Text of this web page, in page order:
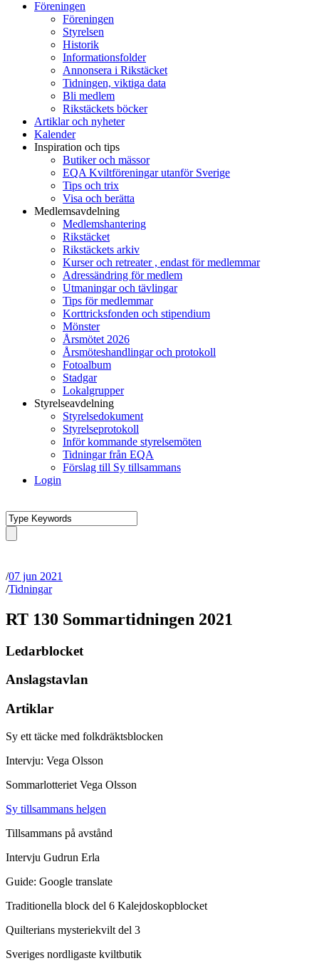
Föreningen
Föreningen
Styrelsen
Historik
Informationsfolder
Annonsera i Rikstäcket
Tidningen, viktiga data
Bli medlem
Rikstäckets böcker
Artiklar och nyheter
Kalender
Inspiration och tips
Butiker och mässor
EQA Kviltföreningar utanför Sverige
Tips och trix
Visa och berätta
Medlemsavdelning
Medlemshantering
Rikstäcket
Rikstäckets arkiv
Kurser och retreater , endast för medlemmar
Adressändring för medlem
Utmaningar och tävlingar
Tips för medlemmar
Korttricksfonden och stipendium
Mönster
Årsmötet 2026
Årsmöteshandlingar och protokoll
Fotoalbum
Stadgar
Lokalgrupper
Styrelseavdelning
Styrelsedokument
Styrelseprotokoll
Inför kommande styrelsemöten
Tidningar från EQA
Förslag till Sy tillsammans
Login
/07 jun 2021
/Tidningar
RT 130 Sommartidningen 2021
Ledarblocket
Anslagstavlan
Artiklar
Sy ett täcke med folkdräktsblocken
Intervju: Vega Olsson
Sommarlotteriet Vega Olsson
Sy tillsammans helgen
Tillsammans på avstånd
Intervju Gudrun Erla
Guide: Google translate
Traditionella block del 6 Kalejdoskopblocket
Quilterians mysteriekvilt del 3
Sveriges nordligaste kviltbutik